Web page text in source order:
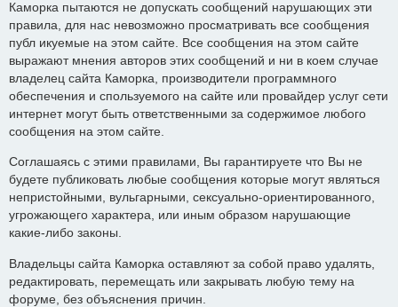
Каморка пытаются не допускать сообщений нарушающих эти
правила, для нас невозможно просматривать все сообщения
публ икуемые на этом сайте. Все сообщения на этом сайте
выражают мнения авторов этих сообщений и ни в коем случае
владелец сайта Каморка, производители программного
обеспечения и спользуемого на сайте или провайдер услуг сети
интернет могут быть ответственными за содержимое любого
сообщения на этом сайте.
Соглашаясь с этими правилами, Вы гарантируете что Вы не
будете публиковать любые сообщения которые могут являться
непристойными, вульгарными, сексуально-ориентированного,
угрожающего характера, или иным образом нарушающие
какие-либо законы.
Владельцы сайта Каморка оставляют за собой право удалять,
редактировать, перемещать или закрывать любую тему на
форуме, без объяснения причин.